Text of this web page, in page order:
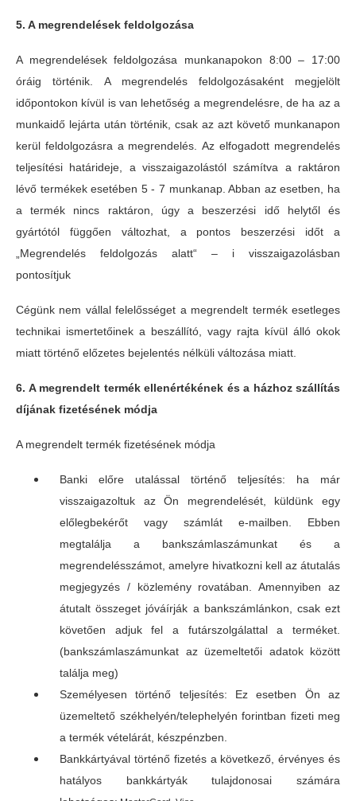
5. A megrendelések feldolgozása
A megrendelések feldolgozása munkanapokon 8:00 – 17:00
óráig történik. A megrendelés feldolgozásaként megjelölt
időpontokon kívül is van lehetőség a megrendelésre, de ha az a
munkaidő lejárta után történik, csak az azt követő munkanapon
kerül feldolgozásra a megrendelés. Az elfogadott megrendelés
teljesítési határideje, a visszaigazolástól számítva a raktáron
lévő termékek esetében 5 - 7 munkanap. Abban az esetben, ha
a termék nincs raktáron, úgy a beszerzési idő helytől és
gyártótól függően változhat, a pontos beszerzési időt a
„Megrendelés feldolgozás alatt“ – i visszaigazolásban
pontosítjuk
Cégünk nem vállal felelősséget a megrendelt termék esetleges
technikai ismertetőinek a beszállító, vagy rajta kívül álló okok
miatt történő előzetes bejelentés nélküli változása miatt.
6. A megrendelt termék ellenértékének és a házhoz szállítás
díjának fizetésének módja
A megrendelt termék fizetésének módja
Banki előre utalással történő teljesítés: ha már
visszaigazoltuk az Ön megrendelését, küldünk egy
előlegbekérőt vagy számlát e-mailben. Ebben
megtalálja a bankszámlaszámunkat és a
megrendelésszámot, amelyre hivatkozni kell az átutalás
megjegyzés / közlemény rovatában. Amennyiben az
átutalt összeget jóváírják a bankszámlánkon, csak ezt
követően adjuk fel a futárszolgálattal a terméket.
(bankszámlaszámunkat az üzemeltetői adatok között
találja meg)
Személyesen történő teljesítés: Ez esetben Ön az
üzemeltető székhelyén/telephelyén forintban fizeti meg
a termék vételárát, készpénzben.
Bankkártyával történő fizetés a következő, érvényes és
hatályos bankkártyák tulajdonosai számára